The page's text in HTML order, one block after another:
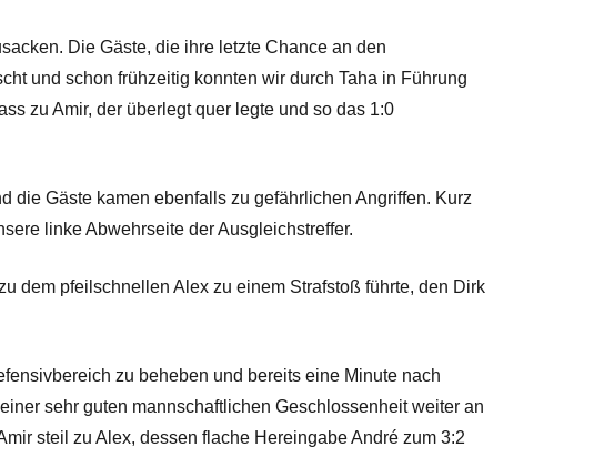
Die Gäste, die ihre letzte Chance an den
und schon frühzeitig konnten wir durch Taha in Führung
zu Amir, der überlegt quer legte und so das 1:0
die Gäste kamen ebenfalls zu gefährlichen Angriffen. Kurz
linke Abwehrseite der Ausgleichstreffer.
dem pfeilschnellen Alex zu einem Strafstoß führte, den Dirk
zu beheben und bereits eine Minute nach
sehr guten mannschaftlichen Geschlossenheit weiter an
steil zu Alex, dessen flache Hereingabe André zum 3:2